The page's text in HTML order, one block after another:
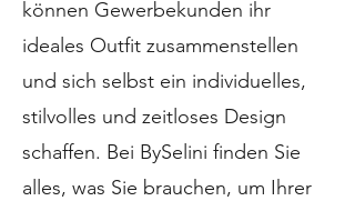
können Gewerbekunden ihr
ideales Outfit zusammenstellen
und sich selbst ein individuelles,
stilvolles und zeitloses Design
schaffen. Bei BySelini finden Sie
alles, was Sie brauchen, um Ihrer